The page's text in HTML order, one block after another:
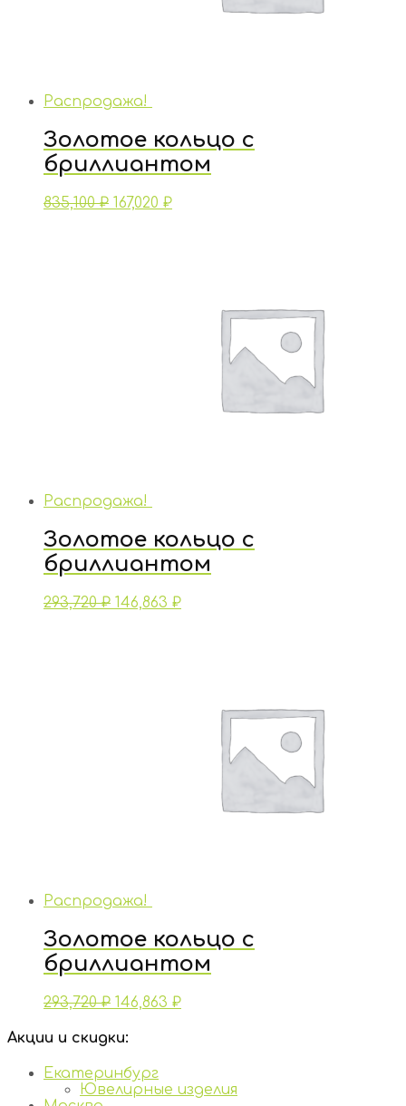
Распродажа!
Золотое кольцо с
бриллиантом
835,100₽ 167,020 ₽
Распродажа!
Золотое кольцо с
бриллиантом
293,720₽ 146,863 ₽
Распродажа!
Золотое кольцо с
бриллиантом
293,720₽ 146,863 ₽
Акции и скидки:
Екатеринбург
Ювелирные изделия